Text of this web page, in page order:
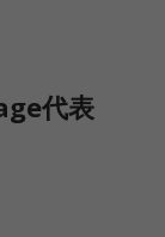
代表